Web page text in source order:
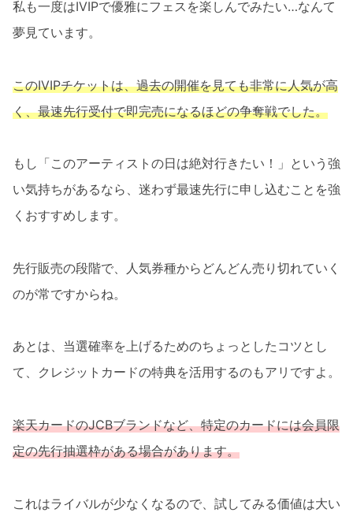
私も一度はIVIPで優雅にフェスを楽しんでみたい…なんて
夢見ています。
このIVIPチケットは、過去の開催を見ても非常に人気が高
く、最速先行受付で即完売になるほどの争奪戦でした。
もし「このアーティストの日は絶対行きたい！」という強
い気持ちがあるなら、迷わず最速先行に申し込むことを強
くおすすめします。
先行販売の段階で、人気券種からどんどん売り切れていく
のが常ですからね。
あとは、当選確率を上げるためのちょっとしたコツとし
て、クレジットカードの特典を活用するのもアリですよ。
楽天カードのJCBブランドなど、特定のカードには会員限
定の先行抽選枠がある場合があります。
これはライバルが少なくなるので、試してみる価値は大い